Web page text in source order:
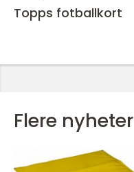
Topps fotballkort
Flere nyheter